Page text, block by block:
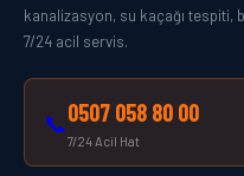
kanalizasyon, su kaçağı tespiti,
7/24 acil servis.
📞0507 058 80 00
7/24 Acil Hat